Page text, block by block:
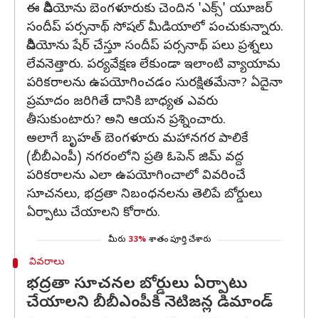
ఈ వీడియోను బెంగళూరుకు చెందిన 'ఎక్స్' యూజర్
సందీప్ పర్సనాథ్ సోషల్ మీడియాలో పంచుకున్నారు.
వీడియోను షేర్ చేస్తూ సందీప్ పర్సనాథ్ పలు ప్రశ్నలు
లేవనెత్తారు. పర్యవేక్షణ లేకుండా ఇలాంటి వ్యాయామ
పరికరాలను ఉపయోగించడం సురక్షితమేనా? ఏదైనా
ప్రమాదం జరిగితే దానికి బాధ్యత ఎవరు
తీసుకుంటారు? అని ఆయన ప్రశ్నించారు.
అలాగే బృహత్ బెంగళూరు మహానగర పాలికే
(బీబీఎంపీ) నగరంలోని ప్రతి ఓపెన్ జిమ్ వద్ద
పరికరాలను ఎలా ఉపయోగించాలో వివరించే
సూచనలు, భద్రతా నిబంధనలను తెలిపే బోర్డులు
ఏర్పాటు చేయాలని కోరారు.
మీరు 33% శాతం పూర్తి చేశారు
వివరాలు
భద్రతా సూచనల బోర్డులు ఏర్పాటు
చేయాలని బీబీఎంపీకి నెటిజన్ల డిమాండ్